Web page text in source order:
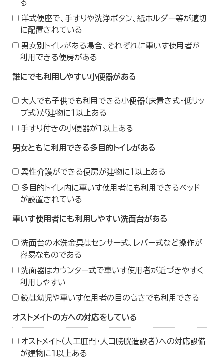
る
洋式便座で、手すりや洗浄ボタン、紙ホルダー等が適切
に配置されている
男女別トイレがある場合、それぞれに車いす使用者が
利用できる便房がある
誰にでも利用しやすい小便器がある
大人でも子供でも利用できる小便器（床置き式・低リッ
プ式）が建物に１以上ある
手すり付きの小便器が１以上ある
男女ともに利用できる多目的トイレがある
異性介護ができる便房が建物に１以上ある
多目的トイレ内に車いす使用者にも利用できるベッド
が設置されている
車いす使用者にも利用しやすい洗面台がある
洗面台の水洗金具はセンサー式、レバー式など操作が
容易なものである
洗面器はカウンター式で車いす使用者が近づきやすく
利用しやすい
鏡は幼児や車いす使用者の目の高さでも利用できる
オストメイトの方への対応をしている
オストメイト（人工肛門・人口膀胱造設者）への対応設備
が建物に１以上ある